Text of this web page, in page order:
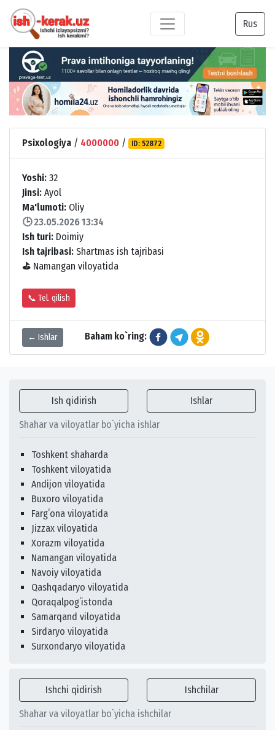
Rus
Psixologiya / 4000000 / ID: 52872
Yoshi: 32
Jinsi: Ayol
Ma'lumoti: Oliy
🕒 23.05.2026 13:34
Ish turi: Doimiy
Ish tajribasi: Shartmas ish tajribasi
⛳ Namangan viloyatida
📞 Tel. qilish
← Ishlar Baham ko`ring:
Ish qidirish Ishlar
Shahar va viloyatlar bo`yicha ishlar
Toshkent shaharda
Toshkent viloyatida
Andijon viloyatida
Buxoro viloyatida
Fargʻona viloyatida
Jizzax viloyatida
Xorazm viloyatida
Namangan viloyatida
Navoiy viloyatida
Qashqadaryo viloyatida
Qoraqalpogʻistonda
Samarqand viloyatida
Sirdaryo viloyatida
Surxondaryo viloyatida
Ishchi qidirish Ishchilar
Shahar va viloyatlar bo`yicha ishchilar